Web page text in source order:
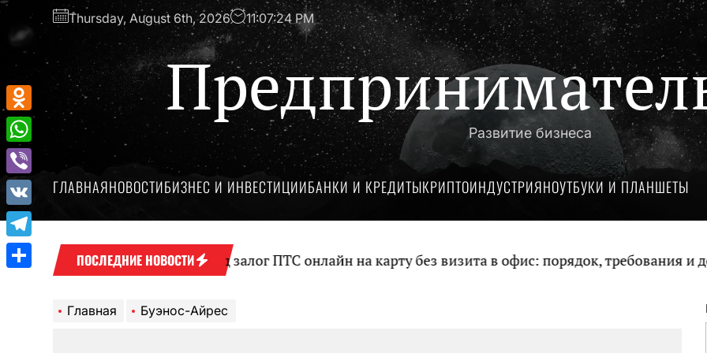
Перейти
содержимому
Thursday, August 6th, 2026 11:07:24 PM
Развитие бизнеса
ГЛАВНАЯНОВОСТИБИЗНЕС И ИНВЕСТИЦИИБАНКИ И КРЕДИТЫКРИПТОИНДУСТРИЯНОУТБУКИ И ПЛАНШЕТЫ
ПОСЛЕДНИЕ НОВОСТИ
Оформление займа под залог ПТС онлайн на карту без визита в офис: порядок, требования и
Главная Буэнос-Айрес
Odnoklassniki
WhatsApp
Viber
VK
Telegram
Отправить